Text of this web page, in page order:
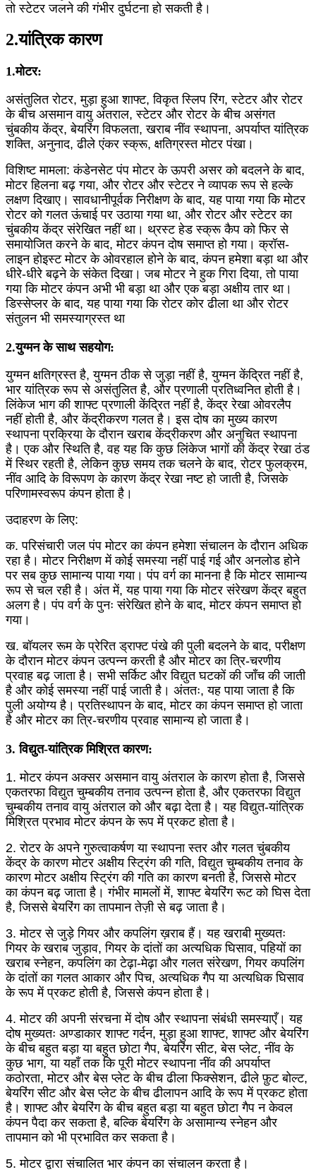
तो स्टेटर जलने की गंभीर दुर्घटना हो सकती है।
2.यांत्रिक कारण
1.मोटर:
असंतुलित रोटर, मुड़ा हुआ शाफ्ट, विकृत स्लिप रिंग, स्टेटर और रोटर
के बीच असमान वायु अंतराल, स्टेटर और रोटर के बीच असंगत
चुंबकीय केंद्र, बेयरिंग विफलता, खराब नींव स्थापना, अपर्याप्त यांत्रिक
शक्ति, अनुनाद, ढीले एंकर स्क्रू, क्षतिग्रस्त मोटर पंखा।
विशिष्ट मामला: कंडेनसेट पंप मोटर के ऊपरी असर को बदलने के बाद,
मोटर हिलना बढ़ गया, और रोटर और स्टेटर ने व्यापक रूप से हल्के
लक्षण दिखाए। सावधानीपूर्वक निरीक्षण के बाद, यह पाया गया कि मोटर
रोटर को गलत ऊंचाई पर उठाया गया था, और रोटर और स्टेटर का
चुंबकीय केंद्र संरेखित नहीं था। थ्रस्ट हेड स्क्रू कैप को फिर से
समायोजित करने के बाद, मोटर कंपन दोष समाप्त हो गया। क्रॉस-
लाइन होइस्ट मोटर के ओवरहाल होने के बाद, कंपन हमेशा बड़ा था और
धीरे-धीरे बढ़ने के संकेत दिखा। जब मोटर ने हुक गिरा दिया, तो पाया
गया कि मोटर कंपन अभी भी बड़ा था और एक बड़ा अक्षीय तार था।
डिस्सेप्लर के बाद, यह पाया गया कि रोटर कोर ढीला था और रोटर
संतुलन भी समस्याग्रस्त था
2.युग्मन के साथ सहयोग:
युग्मन क्षतिग्रस्त है, युग्मन ठीक से जुड़ा नहीं है, युग्मन केंद्रित नहीं है,
भार यांत्रिक रूप से असंतुलित है, और प्रणाली प्रतिध्वनित होती है।
लिंकेज भाग की शाफ्ट प्रणाली केंद्रित नहीं है, केंद्र रेखा ओवरलैप
नहीं होती है, और केंद्रीकरण गलत है। इस दोष का मुख्य कारण
स्थापना प्रक्रिया के दौरान खराब केंद्रीकरण और अनुचित स्थापना
है। एक और स्थिति है, वह यह कि कुछ लिंकेज भागों की केंद्र रेखा ठंड
में स्थिर रहती है, लेकिन कुछ समय तक चलने के बाद, रोटर फुलक्रम,
नींव आदि के विरूपण के कारण केंद्र रेखा नष्ट हो जाती है, जिसके
परिणामस्वरूप कंपन होता है।
उदाहरण के लिए:
क. परिसंचारी जल पंप मोटर का कंपन हमेशा संचालन के दौरान अधिक
रहा है। मोटर निरीक्षण में कोई समस्या नहीं पाई गई और अनलोड होने
पर सब कुछ सामान्य पाया गया। पंप वर्ग का मानना ​​है कि मोटर सामान्य
रूप से चल रही है। अंत में, यह पाया गया कि मोटर संरेखण केंद्र बहुत
अलग है। पंप वर्ग के पुनः संरेखित होने के बाद, मोटर कंपन समाप्त हो
गया।
ख. बॉयलर रूम के प्रेरित ड्राफ्ट पंखे की पुली बदलने के बाद, परीक्षण
के दौरान मोटर कंपन उत्पन्न करती है और मोटर का त्रि-चरणीय
प्रवाह बढ़ जाता है। सभी सर्किट और विद्युत घटकों की जाँच की जाती
है और कोई समस्या नहीं पाई जाती है। अंततः, यह पाया जाता है कि
पुली अयोग्य है। प्रतिस्थापन के बाद, मोटर का कंपन समाप्त हो जाता
है और मोटर का त्रि-चरणीय प्रवाह सामान्य हो जाता है।
3. विद्युत-यांत्रिक मिश्रित कारण:
1. मोटर कंपन अक्सर असमान वायु अंतराल के कारण होता है, जिससे
एकतरफा विद्युत चुम्बकीय तनाव उत्पन्न होता है, और एकतरफा विद्युत
चुम्बकीय तनाव वायु अंतराल को और बढ़ा देता है। यह विद्युत-यांत्रिक
मिश्रित प्रभाव मोटर कंपन के रूप में प्रकट होता है।
2. रोटर के अपने गुरुत्वाकर्षण या स्थापना स्तर और गलत चुंबकीय
केंद्र के कारण मोटर अक्षीय स्ट्रिंग की गति, विद्युत चुम्बकीय तनाव के
कारण मोटर अक्षीय स्ट्रिंग की गति का कारण बनती है, जिससे मोटर
का कंपन बढ़ जाता है। गंभीर मामलों में, शाफ्ट बेयरिंग रूट को घिस देता
है, जिससे बेयरिंग का तापमान तेज़ी से बढ़ जाता है।
3. मोटर से जुड़े गियर और कपलिंग ख़राब हैं। यह खराबी मुख्यतः
गियर के खराब जुड़ाव, गियर के दांतों का अत्यधिक घिसाव, पहियों का
खराब स्नेहन, कपलिंग का टेढ़ा-मेढ़ा और गलत संरेखण, गियर कपलिंग
के दांतों का गलत आकार और पिच, अत्यधिक गैप या अत्यधिक घिसाव
के रूप में प्रकट होती है, जिससे कंपन होता है।
4. मोटर की अपनी संरचना में दोष और स्थापना संबंधी समस्याएँ। यह
दोष मुख्यतः अण्डाकार शाफ्ट गर्दन, मुड़ा हुआ शाफ्ट, शाफ्ट और बेयरिंग
के बीच बहुत बड़ा या बहुत छोटा गैप, बेयरिंग सीट, बेस प्लेट, नींव के
कुछ भाग, या यहाँ तक कि पूरी मोटर स्थापना नींव की अपर्याप्त
कठोरता, मोटर और बेस प्लेट के बीच ढीला फिक्सेशन, ढीले फ़ुट बोल्ट,
बेयरिंग सीट और बेस प्लेट के बीच ढीलापन आदि के रूप में प्रकट होता
है। शाफ्ट और बेयरिंग के बीच बहुत बड़ा या बहुत छोटा गैप न केवल
कंपन पैदा कर सकता है, बल्कि बेयरिंग के असामान्य स्नेहन और
तापमान को भी प्रभावित कर सकता है।
5. मोटर द्वारा संचालित भार कंपन का संचालन करता है।